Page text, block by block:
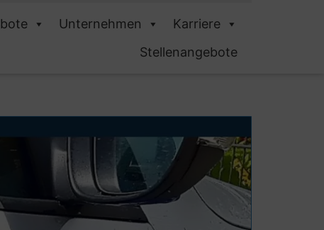
Unternehmen
Karriere
Stellenangebote